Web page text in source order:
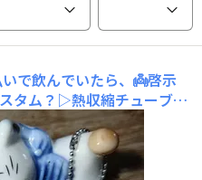
で飲んでいたら、👼啓示
タム？▷熱収縮チューブを
だわりやおすすめポイント
。ヘアドライヤーで大丈夫
ーブは6.5cm位に切ります